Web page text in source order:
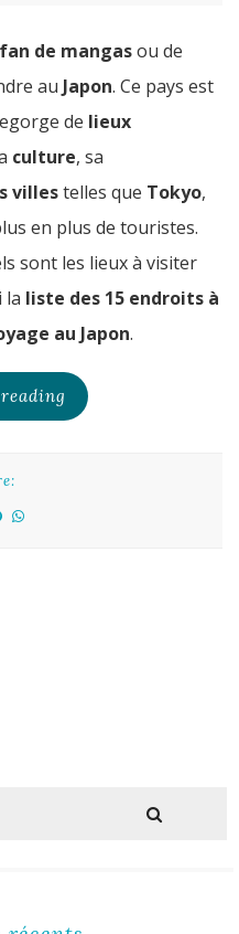
fan de mangasou de
au Japon. Ce pays est
de lieux
culture, sa
villestelles que Tokyo,
en plus de touristes.
sont les lieux à visiter
la liste des 15 endroits à
au Japon.